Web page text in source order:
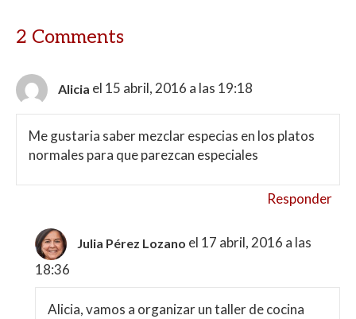
2 Comments
Alicia el 15 abril, 2016 a las 19:18
Me gustaria saber mezclar especias en los platos
normales para que parezcan especiales
Responder
Julia Pérez Lozano el 17 abril, 2016 a las
18:36
Alicia, vamos a organizar un taller de cocina